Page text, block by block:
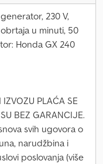
230 V,
obrtaja u minuti, 50
Honda GX 240
PLAĆA SE
BEZ GARANCIJE.
svih ugovora o
narudžbina i
poslovanja (više